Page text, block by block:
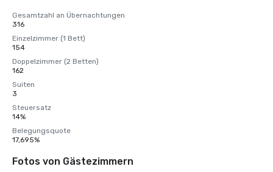
Gesamtzahl an Übernachtungen
316
Einzelzimmer (1 Bett)
154
Doppelzimmer (2 Betten)
162
Suiten
3
Steuersatz
14%
Belegungsquote
17,695%
Fotos von Gästezimmern